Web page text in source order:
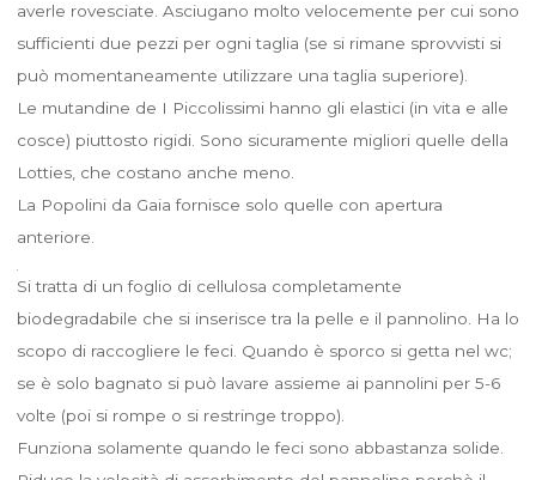
averle rovesciate. Asciugano molto velocemente per cui sono
sufficienti due pezzi per ogni taglia (se si rimane sprovvisti si
può momentaneamente utilizzare una taglia superiore).
Le mutandine de I Piccolissimi hanno gli elastici (in vita e alle
cosce) piuttosto rigidi. Sono sicuramente migliori quelle della
Lotties, che costano anche meno.
La Popolini da Gaia fornisce solo quelle con apertura
anteriore.
Si tratta di un foglio di cellulosa completamente
biodegradabile che si inserisce tra la pelle e il pannolino. Ha lo
scopo di raccogliere le feci. Quando è sporco si getta nel wc;
se è solo bagnato si può lavare assieme ai pannolini per 5-6
volte (poi si rompe o si restringe troppo).
Funziona solamente quando le feci sono abbastanza solide.